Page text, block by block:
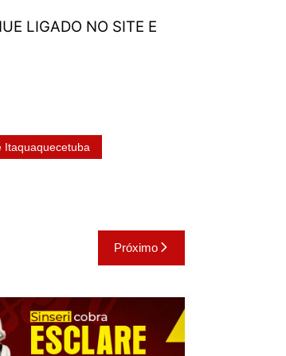
LIGADO NO SITE E
Itaquaquecetuba
Próximo